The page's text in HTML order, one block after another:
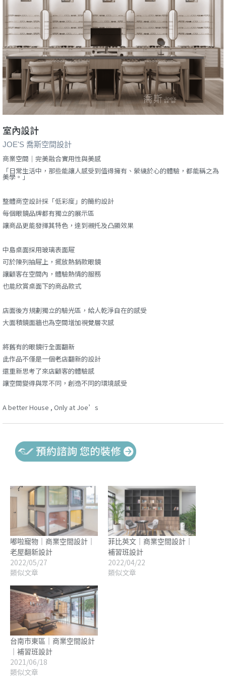
室內設計
JOE'S 喬斯空間設計
商業空間｜完美融合實用性與美感
「日常生活中，那些能讓人感受到值得擁有、縈繞於心的體驗，都能稱之為
美學。」
整體商空設計採「低彩度」的簡約設計
每個眼鏡品牌都有獨立的展示區
讓商品更能發揮其特色，達到襯托及凸顯效果
中島桌面採用玻璃表面屜
可於陳列抽屜上，擺放熱銷款眼鏡
讓顧客在空間內，體驗熱情的服務
也能欣賞桌面下的商品款式
店面後方規劃獨立的驗光區，給人乾淨自在的感受
大面積鏡面牆也為空間增加視覺層次感
將舊有的眼鏡行全面翻新
此作品不僅是一個老店翻新的設計
還重新思考了來店顧客的體驗感
讓空間變得與眾不同，創造不同的環境感受
A better House , Only at Joe’s
嘟啦寵物｜商業空間設計｜
老屋翻新設計
2022/05/27
類似文章
菲比英文｜商業空間設計｜
補習班設計
2022/04/22
類似文章
台南市東區｜商業空間設計
｜補習班設計
2021/06/18
類似文章